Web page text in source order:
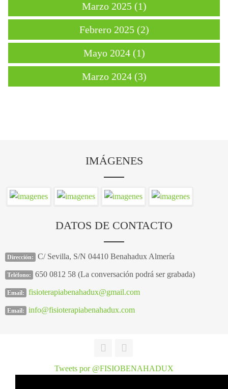
Marzo 2025 (1)
Febrero 2025 (2)
Mayo 2024 (1)
Marzo 2024 (3)
IMÁGENES
DATOS DE CONTACTO
Dirección: C/ Sevilla, S/N 04410 Benahadux Almería
Teléfono: 650 0812 58 (La conversación podrá ser grabada)
Email: fisioterapiabenahadux@gmail.com
Email: info@fisioterapiabenahadux.com
Tweets por @FISIOBENAHADUX